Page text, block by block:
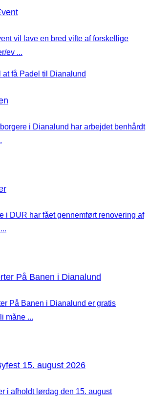
vil lave en bred vifte af forskellige
ev ...
i Dianalund har arbejdet benhårdt
i DUR har fået gennemført renovering af
På Banen i Dianalund
På Banen i Dianalund er gratis
måne ...
15. august 2026
i afholdt lørdag den 15. august